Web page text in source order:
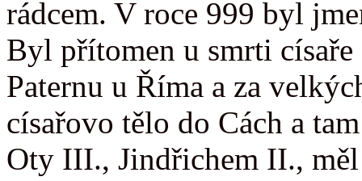
rádcem. V roce 999 byl
Byl přítomen u smrti
Paternu u Říma a za
císařovo tělo do Cách a
Oty III., Jindřichem II.,